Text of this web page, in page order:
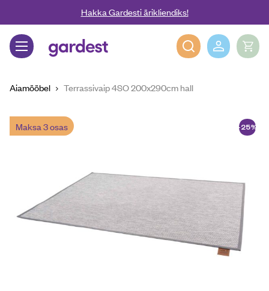
Liigu edasi põhisisu juurdeHakka Gardesti ärikliendiks!
Gardest
Aiamööbel Terrassivaip 4SO 200x290cm hall
-25%
Maksa 3 osas